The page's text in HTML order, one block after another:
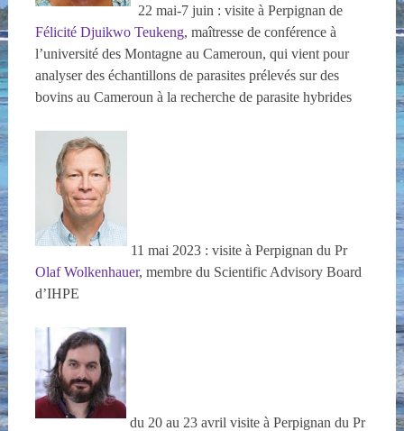
22 mai-7 juin : visite à Perpignan de
Félicité Djuikwo Teukeng, maîtresse de conférence à
l’université des Montagne au Cameroun, qui vient pour
analyser des échantillons de parasites prélevés sur des
bovins au Cameroun à la recherche de parasite hybrides
11 mai 2023 : visite à Perpignan du Pr
Olaf Wolkenhauer, membre du Scientific Advisory Board
d’IHPE
du 20 au 23 avril visite à Perpignan du Pr